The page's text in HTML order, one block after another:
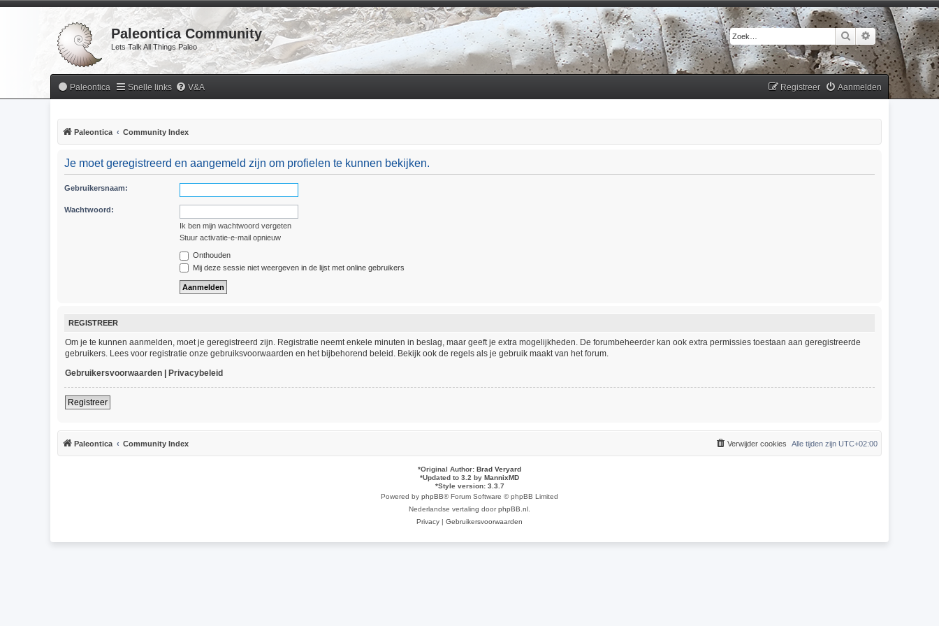
Paleontica Community
Lets Talk All Things Paleo
Zoek Uitgebreid
Paleontica Snelle links V&A Aanmelden
Registreer
Paleontica Community Index
Je moet geregistreerd en aangemeld zijn om profielen te kunnen bekijken.
Gebruikersnaam:
Wachtwoord:
Ik ben mijn wachtwoord vergeten
Stuur activatie-e-mail opnieuw
Onthouden
Mij deze sessie niet weergeven in de lijst met online gebruikers
REGISTREER
Om je te kunnen aanmelden, moet je geregistreerd zijn. Registratie neemt enkele minuten in beslag, maar geeft je extra mogelijkheden. De forumbeheerder kan ook extra permissies toestaan aan geregistreerde
gebruikers. Lees voor registratie onze gebruiksvoorwaarden en het bijbehorend beleid. Bekijk ook de regels als je gebruik maakt van het forum.
Gebruikersvoorwaarden | Privacybeleid
Registreer
Paleontica Community Index Alle tijden zijn UTC+02:00
Verwijder cookies
*Original Author: Brad Veryard
*Updated to 3.2 by MannixMD
*Style version: 3.3.7
Powered by phpBB® Forum Software © phpBB Limited
Nederlandse vertaling doorphpBB.nl
Privacy | Gebruikersvoorwaarden